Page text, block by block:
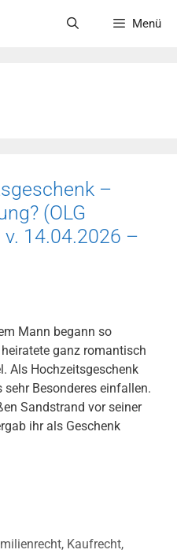
Menü
–
(OLG
14.04.2026 –
Mann begann so
ganz romantisch
Als Hochzeitsgeschenk
Besonderes einfallen.
Sandstrand vor seiner
ihr als Geschenk
, Kaufrecht,